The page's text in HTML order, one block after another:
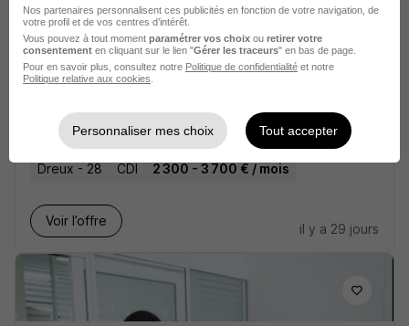
Educateur Spécialisé H/F
Comté
Dreux - 28 CDI 2 300 - 3 700 € / mois
Voir l’offre
il y a 29 jours
Nos partenaires personnalisent ces publicités en fonction de votre navigation, de
votre profil et de vos centres d’intérêt.
Vous pouvez à tout moment paramétrer vos choix ou retirer votre
consentement en cliquant sur le lien "Gérer les traceurs" en bas de page.
Pour en savoir plus, consultez notre Politique de confidentialité et notre
Politique relative aux cookies
Personnaliser mes choix Tout accepter